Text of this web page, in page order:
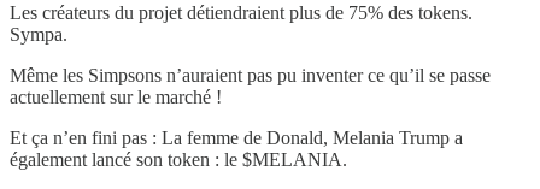
Les créateurs du projet détiendraient plus de 75% des tokens.
Sympa.
Même les Simpsons n’auraient pas pu inventer ce qu’il se passe
actuellement sur le marché !
Et ça n’en fini pas : La femme de Donald, Melania Trump a
également lancé son token : le $MELANIA.